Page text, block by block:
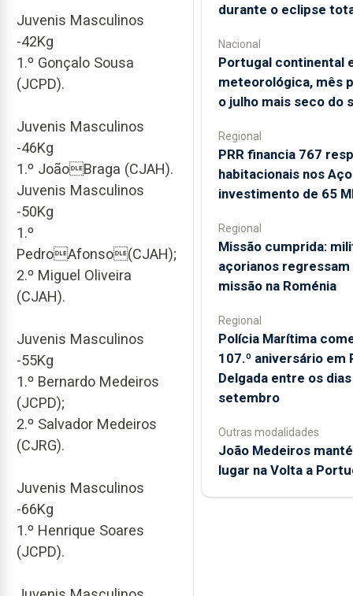
Juvenis Masculinos
-42Kg
1.º Gonçalo Sousa
(JCPD).
Juvenis Masculinos
-46Kg
1.º JoãoBraga (CJAH).
Juvenis Masculinos
-50Kg
1.º
PedroAfonso(CJAH);
2.º Miguel Oliveira
(CJAH).
Juvenis Masculinos
-55Kg
1.º Bernardo Medeiros
(JCPD);
2.º Salvador Medeiros
(CJRG).
Juvenis Masculinos
-66Kg
1.º Henrique Soares
(JCPD).
durante o eclipse
Nacional
Portugal continental
meteorológica, mês
o julho mais seco do
Regional
PRR financia 767
habitacionais nos
investimento de 65
Regional
Missão cumprida:
açorianos regressam
missão na Roménia
Regional
Polícia Marítima
107.º aniversário em
Delgada entre os
setembro
Outras modalidades
João Medeiros
lugar na Volta a